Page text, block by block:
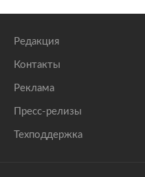
Редакция
Контакты
Реклама
Пресс-релизы
Техподдержка